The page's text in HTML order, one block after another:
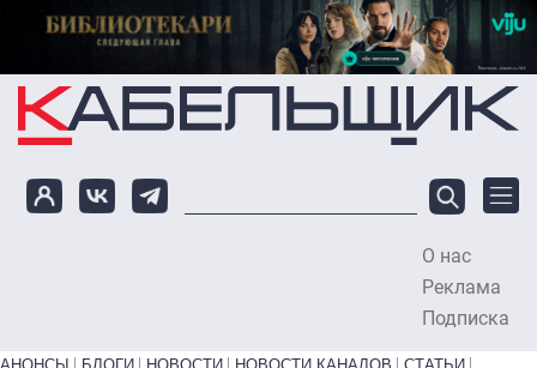
Перейти к основному содержанию
О нас
Реклама
Подписка
Primary links bottom